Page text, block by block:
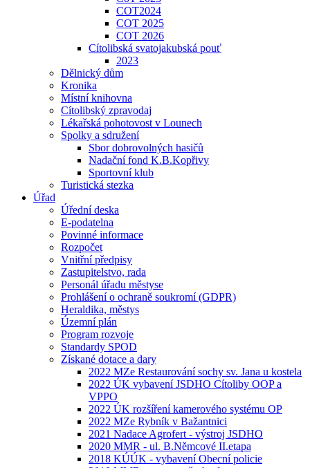
COT2024
COT 2025
COT 2026
Cítolibská svatojakubská pouť
2023
Dělnický dům
Kronika
Místní knihovna
Cítolibský zpravodaj
Lékařská pohotovost v Lounech
Spolky a sdružení
Sbor dobrovolných hasičů
Nadační fond K.B.Kopřivy
Sportovní klub
Turistická stezka
Úřad
Úřední deska
E-podatelna
Povinné informace
Rozpočet
Vnitřní předpisy
Zastupitelstvo, rada
Personál úřadu městyse
Prohlášení o ochraně soukromí (GDPR)
Heraldika, městys
Územní plán
Program rozvoje
Standardy SPOD
Získané dotace a dary
2022 MZe Restaurování sochy sv. Jana u kostela
2022 ÚK vybavení JSDHO Cítoliby OOP a
VPPO
2022 ÚK rozšíření kamerového systému OP
2022 MZe Rybník v Bažantnici
2021 Nadace Agrofert - výstroj JSDHO
2020 MMR - ul. B.Němcové II.etapa
2018 KÚÚK - vybavení Obecní policie